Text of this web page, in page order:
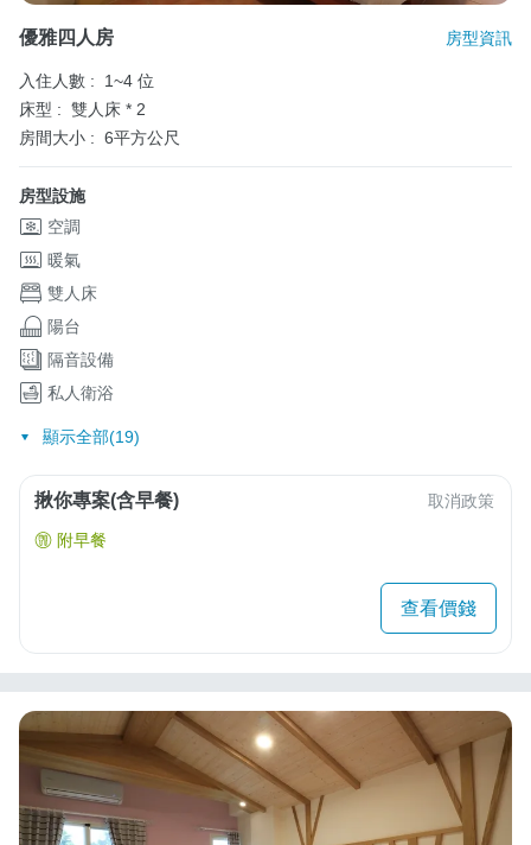
優雅四人房 房型資訊
入住人數 :
1~4 位
床型 : 雙人床 * 2
房間大小 : 6平方公尺
房型設施
空調
暖氣
雙人床
陽台
隔音設備
私人衛浴
顯示全部(19)
揪你專案(含早餐) 取消政策
附早餐
查看價錢